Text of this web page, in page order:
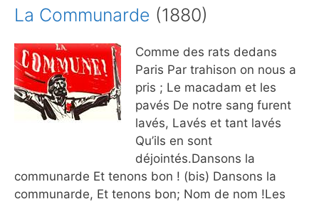
La Communarde (1880)
Comme des rats dedans
Paris Par trahison on nous a
pris ; Le macadam et les
pavés De notre sang furent
lavés, Lavés et tant lavés
Qu’ils en sont
déjointés.Dansons la
communarde Et tenons bon ! (bis) Dansons la
communarde, Et tenons bon; Nom de nom !Les